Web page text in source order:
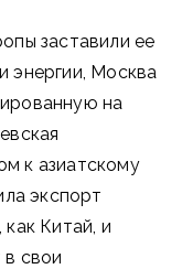
заставили ее
энергии, Москва
на
к азиатскому
экспорт
Китай, и
в свои